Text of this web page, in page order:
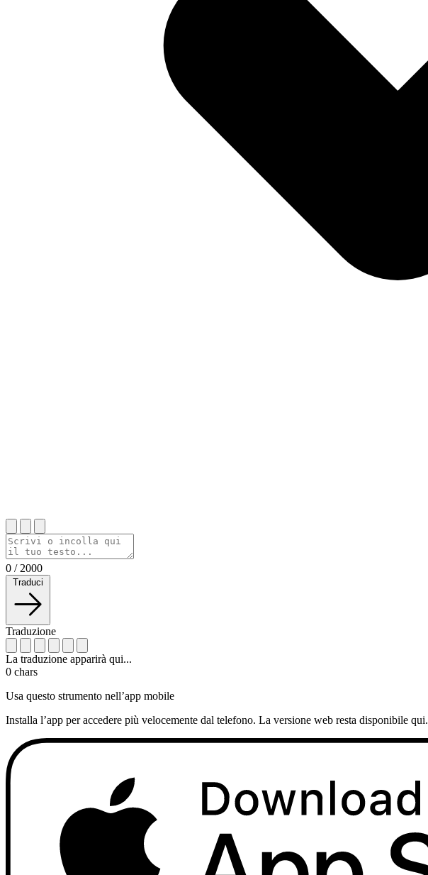
0 / 2000
Traduci
Traduzione
La traduzione apparirà qui...
0 chars
Usa questo strumento nell’app mobile
Installa l’app per accedere più velocemente dal telefono. La versione web resta disponibile qui.